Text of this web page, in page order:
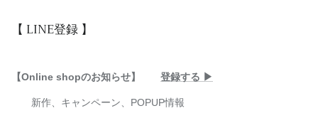
【 LINE登録 】
【Online shopのお知らせ】 登録する ▶︎
新作、キャンペーン、POPUP情報